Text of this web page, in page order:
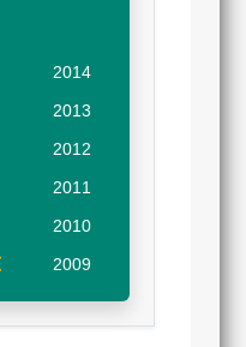
2014
2013
2012
2011
2010
2009